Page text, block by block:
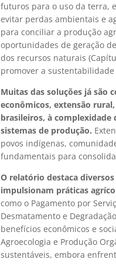
futuros para o uso da terra,
evitar perdas ambientais e
para conciliar a produção
oportunidades de geração
dos recursos naturais
promover a
Muitas das soluções já são
econômicos, extensão
brasileiros, à
sistemas de produção.
povos indígenas,
fundamentais para
O relatório destaca
impulsionam práticas
como o Pagamento por
Desmatamento e
benefícios econômicos e
Agroecologia e Produção
sustentáveis, embora